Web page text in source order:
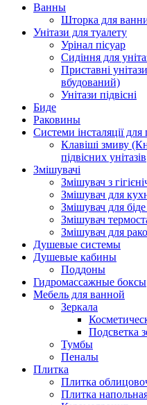
Ванны
Шторка для
Унітази для туалету
Урінал пісуар
Сидіння для
Приставні
вбудований)
Унітази підвісні
Биде
Раковины
Системи інсталяції для
Клавіші змиву
підвісних унітазів
Змішувачі
Змішувач з
Змішувач для
Змішувач для
Змішувач
Змішувач для
Душевые системы
Душевые кабины
Поддоны
Гидромассажные боксы
Мебель для ванной
Зеркала
Подсветка
Тумбы
Пеналы
Плитка
Плитка
Плитка